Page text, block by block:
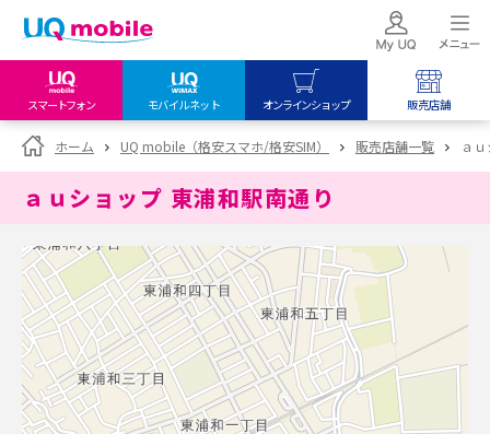
スマートフォン モバイルネット オンラインショップ 販売店舗
my UQ WiMAX
UQ WiMAX ご契約の方
My UQ mobile
UQ mobile
データチャージサイト
UQ mobile
オンラインショップ
UQ WiMAX
UQ mobile
販売店舗
UQ WiMAX
ホーム UQ mobile（格安スマホ/格安SIM） 販売店舗一覧 ａ
ａｕショップ 東浦和駅南通り